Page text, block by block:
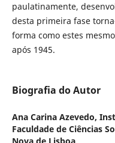
paulatinamente,
desta primeira fase
forma como estes
após 1945.
Biografia do Autor
Ana Carina Azevedo,
Faculdade de Ciências